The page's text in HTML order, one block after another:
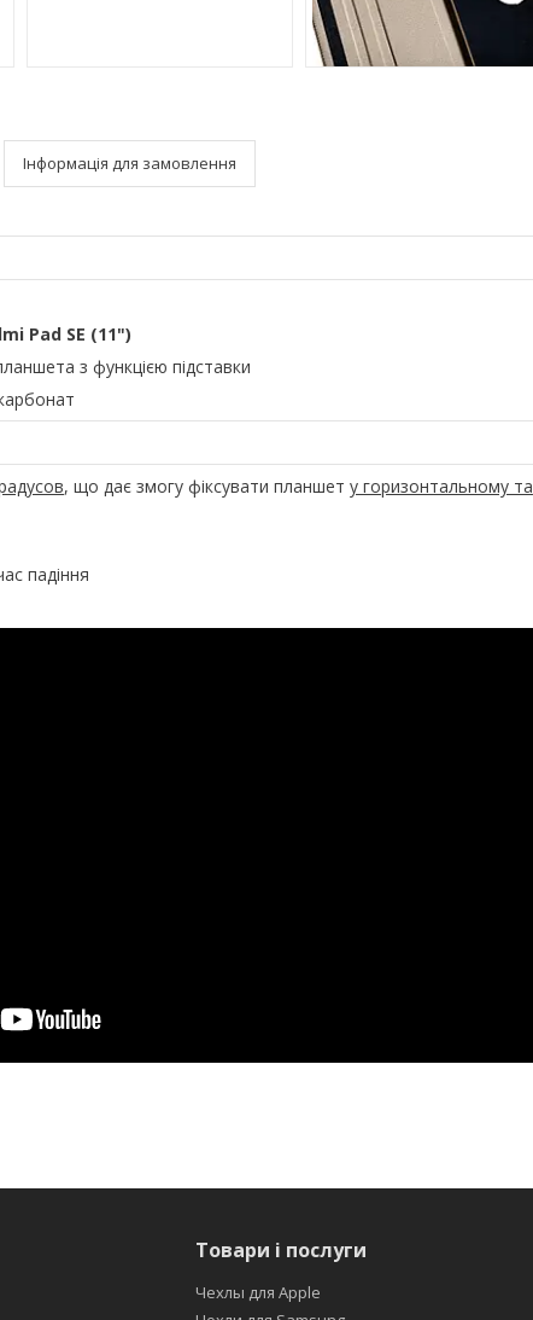
Інформація для замовлення
Pad SE (11")
з функцією підставки
, що дає змогу фіксувати планшет у горизонтальному та
падіння
Товари і послуги
Чехлы для Apple